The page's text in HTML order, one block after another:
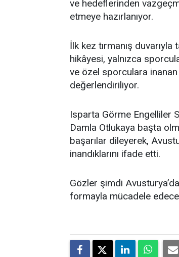
ve hedeflerinden
etmeye hazırlanıyor.
İlk kez tırmanış
hikâyesi, yalnızca
ve özel sporculara
değerlendiriliyor.
Isparta Görme Engelliler
Damla Otlukaya başta
başarılar dileyerek,
inandıklarını ifade etti.
Gözler şimdi
formayla mücadele